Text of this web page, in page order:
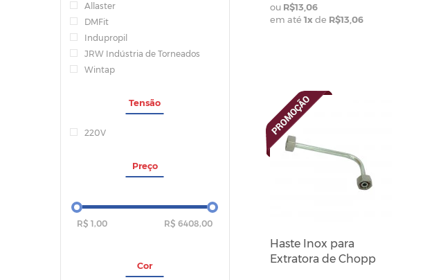
Allaster
DMFit
Indupropil
JRW Indústria de Torneados
Wintap
Tensão
220V
Preço
R$ 1,00 R$ 6408,00
Cor
R$13,06
em até 1x de R$13,06
Haste Inox para
Extratora de Chopp